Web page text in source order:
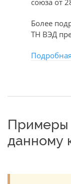
союза от
Более
ТН ВЭД
Примеры
данному